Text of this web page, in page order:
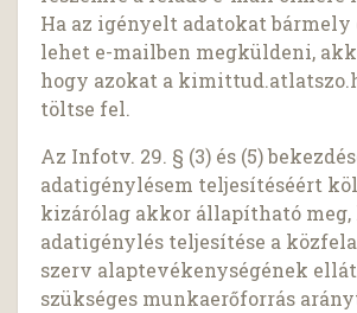
Ha az igényelt adatokat bármely
lehet e-mailben megküldeni,
hogy azokat a
töltse fel.
Az Infotv. 29. § (3) és (5)
adatigénylésem teljesítéséért
kizárólag akkor állapítható meg,
adatigénylés teljesítése a
szerv alaptevékenységének
szükséges munkaerőforrás